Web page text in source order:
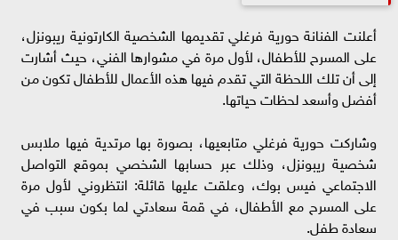
أعلنت الفنانة حورية فرغلي تقديمها الشخصية الكارتونية ريبونزل،
على المسرح للأطفال، لأول مرة في مشوارها الفني، حيث أشارت
إلى أن تلك اللحظة التي تقدم فيها هذه الأعمال للأطفال تكون من
أفضل وأسعد لحظات حياتها.
وشاركت حورية فرغلي متابعيها، بصورة بها مرتدية فيها ملابس
شخصية ريبونزل، وذلك عبر حسابها الشخصي بموقع التواصل
الاجتماعي فيس بوك، وعلقت عليها قائلة: انتظروني لأول مرة
على المسرح مع الأطفال، في قمة سعادتي لما بكون سبب في
سعادة طفل.